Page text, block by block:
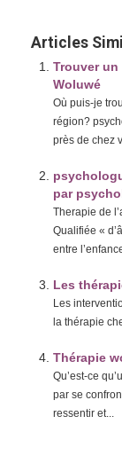
Articles
Trouver
Woluwé
Où puis-je
région?
près de chez
par
Therapie de
Qualifiée «
entre
Les
Les
la thérapie
Thérapie
Qu’est-ce
par se
ressentir et...